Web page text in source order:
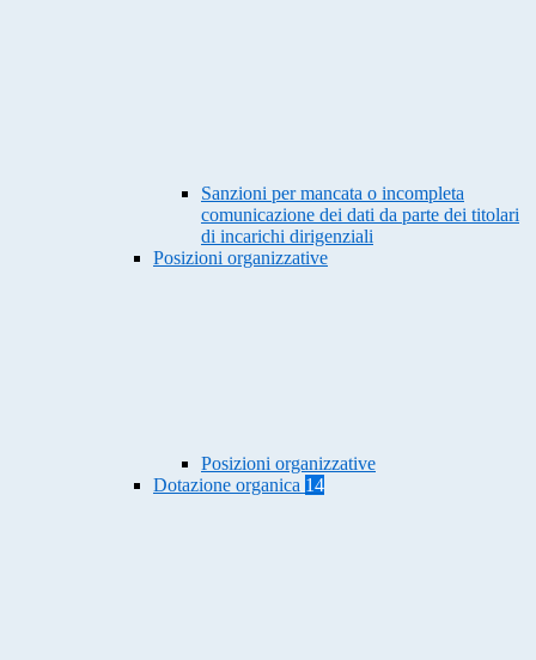
Sanzioni per mancata o incompleta
comunicazione dei dati da parte dei titolari
di incarichi dirigenziali
Posizioni organizzative
Posizioni organizzative
Dotazione organica 14